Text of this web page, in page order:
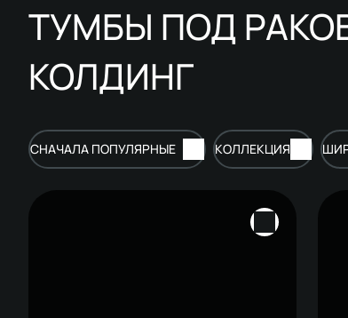
ТУМБЫ ПОД
КОЛДИНГ
СНАЧАЛА ПОПУЛЯРНЫЕ КОЛЛЕКЦИЯ